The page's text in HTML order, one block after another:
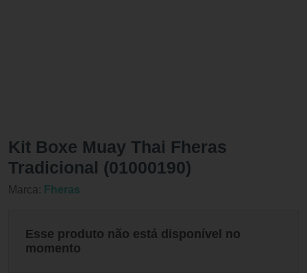
Kit Boxe Muay Thai Fheras
Tradicional (01000190)
Marca: Fheras
Esse produto não está disponível no
momento